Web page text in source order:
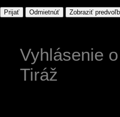
Prijať Odmietnúť Zobraziť
Vyhlásenie
Tiráž